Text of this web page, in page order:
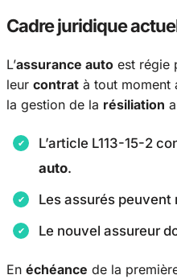
Cadre juridique
L’assurance auto est régie
leur contrat à tout moment
la gestion de la résiliation
L’article L113-15-2
auto.
Les assurés peuvent
Le nouvel assureur
En échéance de la